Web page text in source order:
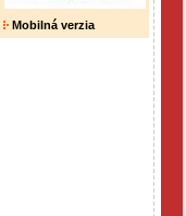
Mobilná verzia